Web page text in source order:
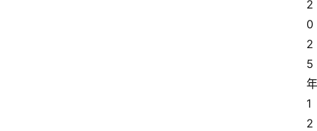
2
0
2
5
年
1
2